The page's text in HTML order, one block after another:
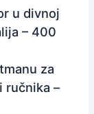
u divnoj
– 400
za
ručnika –